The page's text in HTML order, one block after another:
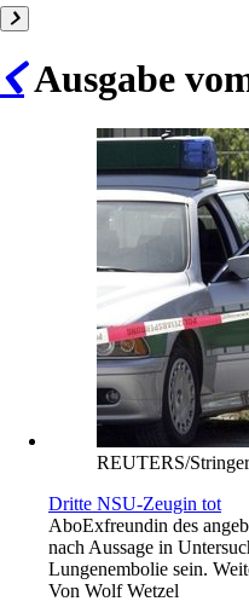
Ausgabe
REUTERS/Stringer
Dritte NSU-Zeugin tot
AboExfreundin des
nach Aussage in
Lungenembolie sein.
Von Wolf Wetzel